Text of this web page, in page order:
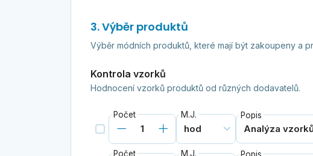
3. Výběr produktů
Výběr módních produktů, které mají být zakoupeny a
Kontrola vzorků
Hodnocení vzorků produktů od různých dodavatelů.
Počet M.J. Popis
Počet M.J.